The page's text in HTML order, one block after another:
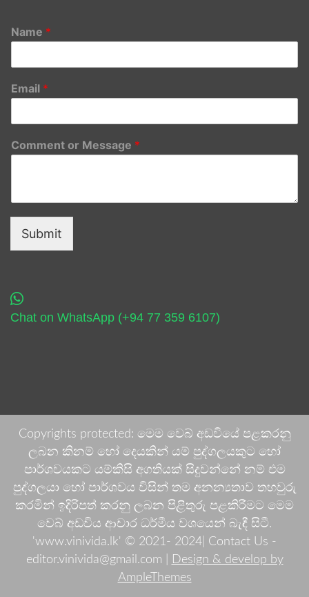
Name *
Email *
Comment or Message *
Submit
Chat on WhatsApp (+94 77 359 6107)
Copyrights protected: මෙම වෙබ් අඩවියේ පළකරනු
ලබන කිනම් හෝ දෙයකින් යම් පුද්ගලයකුට හෝ
පාර්ශවයකට යම්කිසි අගතියක් සිදුවන්නේ නම් එම
පුද්ගලයා හෝ පාර්ශවය විසින් තම අනන්‍යතාව තහවුරු
කරමින් ඉදිරිපත් කරනු ලබන පිළිතුරු පළකිරීමට මෙම
වෙබ් අඩවිය ආචාර ධර්මීය වශයෙන් බැඳී සිටී.
'www.vinivida.lk' © 2021- 2024| Contact Us -
editor.vinivida@gmail.com |
Design & develop by
AmpleThemes